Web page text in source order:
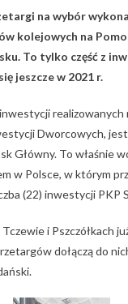
na wybór
kolejowych na
To tylko część z
jeszcze w 2021 r.
realizowanych
Dworcowych,
Główny. To właśnie
w Polsce, w którym
(22) inwestycji PKP
i Pszczółkach
dołączą do